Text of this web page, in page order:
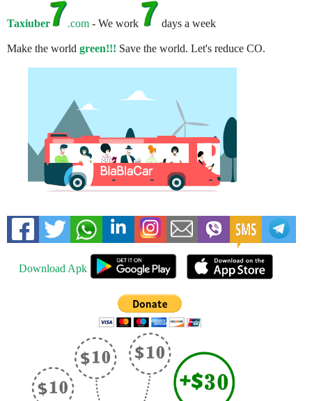
Taxiuber .com - We work days a week
Make the world green!!! Save the world. Let's reduce CO.
Download Apk